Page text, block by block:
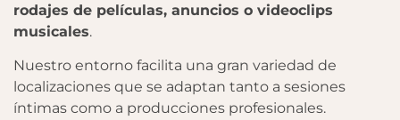
rodajes de películas, anuncios o videoclips
musicales.
Nuestro entorno facilita una gran variedad de
localizaciones que se adaptan tanto a sesiones
íntimas como a producciones profesionales.